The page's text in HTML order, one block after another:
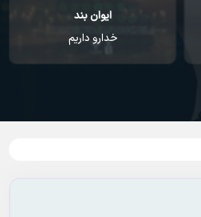
ایوان بند
خدارو داریم